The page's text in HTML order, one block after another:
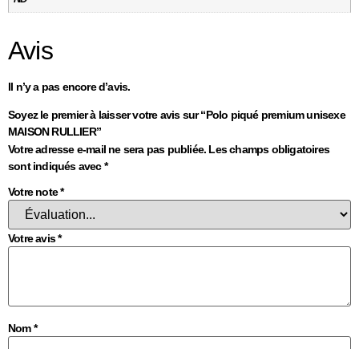
Avis
Il n’y a pas encore d’avis.
Soyez le premier à laisser votre avis sur “Polo piqué premium unisexe
MAISON RULLIER”
Votre adresse e-mail ne sera pas publiée. Les champs obligatoires
sont indiqués avec*
Votre note*
Votre avis*
Nom*